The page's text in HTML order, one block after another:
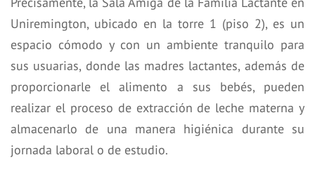
Uniremington, ubicado en la torre 1 (piso 2), es un
espacio cómodo y con un ambiente tranquilo para
sus usuarias, donde las madres lactantes, además de
proporcionarle el alimento a sus bebés, pueden
realizar el proceso de extracción de leche materna y
almacenarlo de una manera higiénica durante su
jornada laboral o de estudio.